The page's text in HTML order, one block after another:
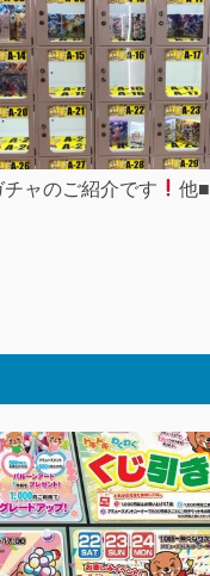
ャのご紹介です 他■